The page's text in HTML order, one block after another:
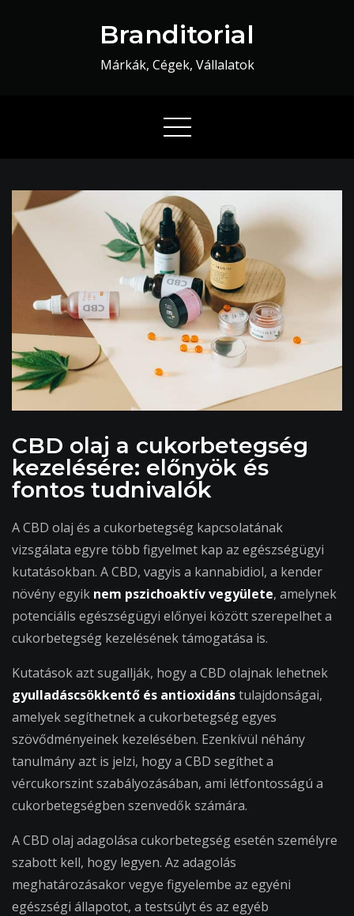
Branditorial
Márkák, Cégek, Vállalatok
CBD olaj a cukorbetegség
kezelésére: előnyök és
fontos tudnivalók
A CBD olaj és a cukorbetegség kapcsolatának
vizsgálata egyre több figyelmet kap az egészségügyi
kutatásokban. A CBD, vagyis a kannabidiol, a kender
növény egyik nem pszichoaktív vegyülete, amelynek
potenciális egészségügyi előnyei között szerepelhet a
cukorbetegség kezelésének támogatása is.
Kutatások azt sugallják, hogy a CBD olajnak lehetnek
gyulladáscsökkentő és antioxidánstulajdonságai,
amelyek segíthetnek a cukorbetegség egyes
szövődményeinek kezelésében. Ezenkívül néhány
tanulmány azt is jelzi, hogy a CBD segíthet a
vércukorszint szabályozásában, ami létfontosságú a
cukorbetegségben szenvedők számára.
A CBD olaj adagolása cukorbetegség esetén személyre
szabott kell, hogy legyen. Az adagolás
meghatározásakor vegye figyelembe az egyéni
egészségi állapotot, a testsúlyt és az egyéb